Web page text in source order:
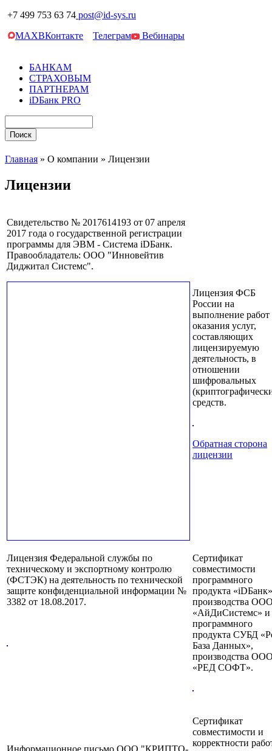
+7 499 753 63 74 post@id-sys.ru
MAXВКонтакте Телеграм Вебинары
БАНКАМ
СТРАХОВЫМ
ПАРТНЕРАМ
iDБанк PRO
Главная » О компании » Лицензии
Лицензии
Свидетельство № 2017614193 от 07 апреля
2017 года о государственной регистрации
программы для ЭВМ - Система iDБанк.
Правообладатель: ООО "Инновейтив
Диджитал Системс".
Лицензия ФСБ
России на
выполнение работ
оказания услуг,
составляющих
лицензируемую
деятельность, в
отношении
шифровальных
средств.
Обратная сторона
лицензии
Лицензия Федеральной службы по
техническому и экспортному контролю
(ФСТЭК) на деятельность по технической
защите конфиденциальной информации №
3382 от 18.08.2017.
Сертификат
совместимости
программного
продукта
производства
«АйДиСистемс» и
программного
продукта СУБД
База Данных»,
производства
«РЕД СОФТ».
Сертификат
совместимости и
корректности